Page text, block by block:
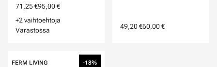
71,25 €95,00 €
+2 vaihtoehtoja
Varastossa
49,20 €60,00 €
FERM LIVING -18%